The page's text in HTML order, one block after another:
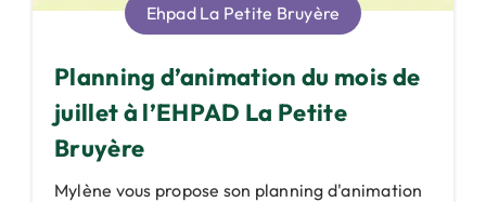
Ehpad La Petite Bruyère
Planning d’animation du mois de
juillet à l’EHPAD La Petite
Bruyère
Mylène vous propose son planning d'animation